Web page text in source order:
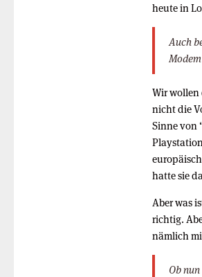
heute in
Auch
Wir wollen
nicht die
Sinne von
hatte sie
Aber was
richtig.
nämlich
Ob